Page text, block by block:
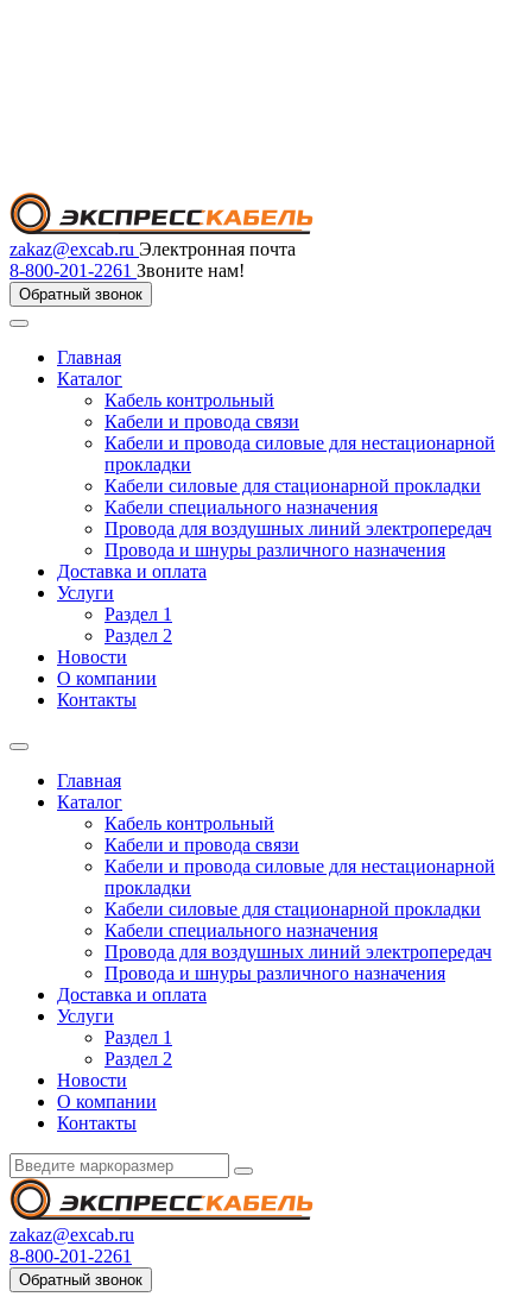
zakaz@excab.ru Электронная почта
8-800-201-2261 Звоните нам!
Обратный звонок
Главная
Каталог
Кабель контрольный
Кабели и провода связи
Кабели и провода силовые для нестационарной
прокладки
Кабели силовые для стационарной прокладки
Кабели специального назначения
Провода для воздушных линий электропередач
Провода и шнуры различного назначения
Доставка и оплата
Услуги
Раздел 1
Раздел 2
Новости
О компании
Контакты
Главная
Каталог
Кабель контрольный
Кабели и провода связи
Кабели и провода силовые для нестационарной
прокладки
Кабели силовые для стационарной прокладки
Кабели специального назначения
Провода для воздушных линий электропередач
Провода и шнуры различного назначения
Доставка и оплата
Услуги
Раздел 1
Раздел 2
Новости
О компании
Контакты
zakaz@excab.ru
8-800-201-2261
Обратный звонок